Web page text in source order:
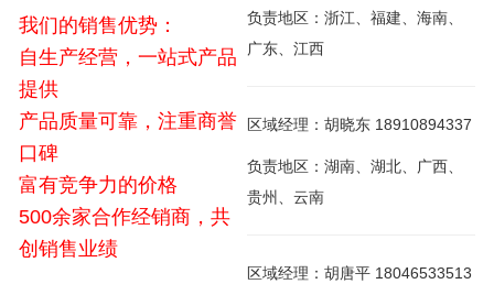
我们的销售优势：
自生产经营，一站式产品
提供
产品质量可靠，注重商誉
口碑
富有竞争力的价格
500余家合作经销商，共
创销售业绩
负责地区：浙江、福建、海南、
广东、江西
区域经理：胡晓东 18910894337
负责地区：湖南、湖北、广西、
贵州、云南
区域经理：胡唐平 18046533513